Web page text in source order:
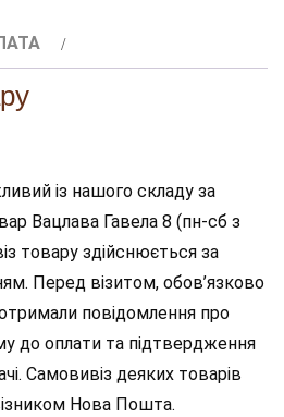
із нашого складу за
Вацлава Гавела 8 (пн-сб з
товару здійснюється за
Перед візитом, обов’язково
повідомлення про
до оплати та підтвердження
Самовивіз деяких товарів
Нова Пошта.